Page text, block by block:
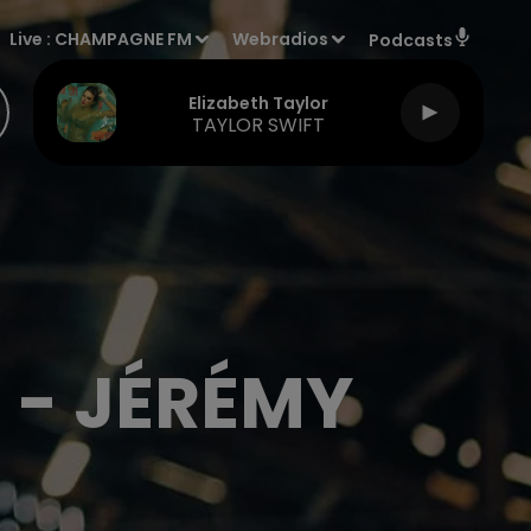
Live : CHAMPAGNE FM Webradios Podcasts
Elizabeth Taylor
TAYLOR SWIFT
JÉRÉMY